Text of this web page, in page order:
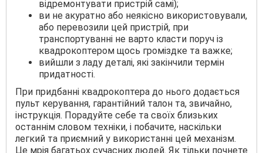
відремонтувати пристрій самі);
ви не акуратно або неякісно використовували,
або перевозили цей пристрій, при
транспортуванні не варто класти поруч із
квадрокоптером щось громіздке та важке;
вийшли з ладу деталі, які закінчили термін
придатності.
При придбанні квадрокоптера до нього додається
пульт керування, гарантійний талон та, звичайно,
інструкція. Порадуйте себе та своїх близьких
останнім словом техніки, і побачите, наскільки
легкий та приємний у використанні цей механізм.
Це мрія багатьох сучасних людей. Як тільки почнете